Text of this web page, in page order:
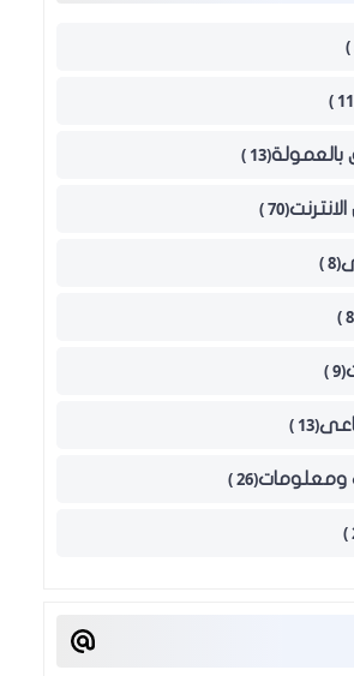
بالعمولة(13 )
(70 )
(8 )
(9 )
(13 )
ومعلومات(26 )